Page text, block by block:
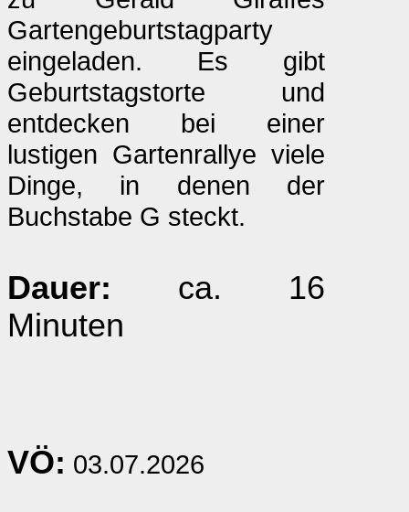
Gartengeburtstagparty
eingeladen. Es gibt
Geburtstagstorte und
entdecken bei einer
lustigen Gartenrallye viele
Dinge, in denen der
Buchstabe G steckt.
Dauer: ca. 16
Minuten
VÖ: 03.07.2026